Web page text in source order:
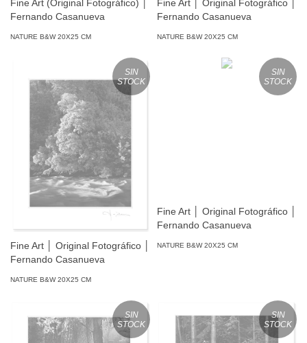
Fine Art (Original Fotográfico) │
Fernando Casanueva
NATURE B&W 20X25 CM
Fine Art │ Original Fotográfico │
Fernando Casanueva
NATURE B&W 20X25 CM
SIN
STOCK
Fine Art │ Original Fotográfico │
Fernando Casanueva
NATURE B&W 20X25 CM
SIN
STOCK
Fine Art │ Original Fotográfico │
Fernando Casanueva
NATURE B&W 20X25 CM
SIN
STOCK
SIN
STOCK